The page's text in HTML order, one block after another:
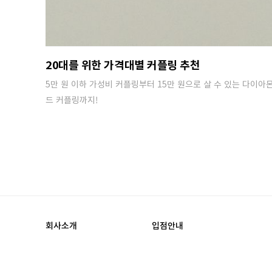
20대를 위한 가격대별 커플링 추천
5만 원 이하 가성비 커플링부터 15만 원으로 살 수 있는 다이아
드 커플링까지!
회사소개 입점안내